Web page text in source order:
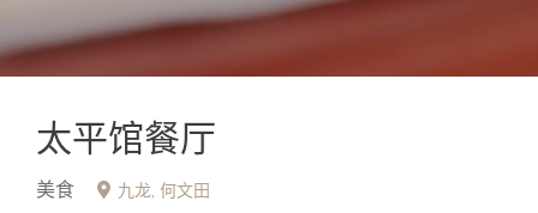
太平馆餐厅
美食 九龙 何文田